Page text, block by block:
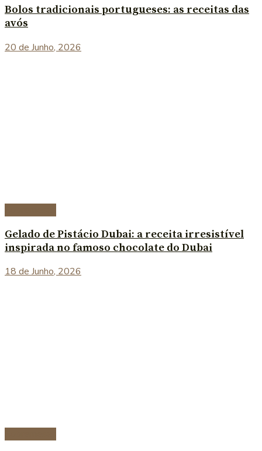
Bolos tradicionais portugueses: as receitas das
avós
20 de Junho, 2026
Gelado de Pistácio Dubai: a receita irresistível
inspirada no famoso chocolate do Dubai
18 de Junho, 2026